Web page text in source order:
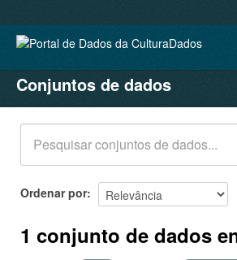
CONJUNTOS DE DADOS
ORGANIZAÇÕES
GRUPOS
SOBRE
Conjuntos de dados
Ordenar por
1 conjunto de dados